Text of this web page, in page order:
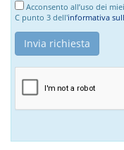
Acconsento all’uso dei
C punto 3 dell'informativa